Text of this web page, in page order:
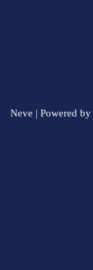
Neve | Powered by